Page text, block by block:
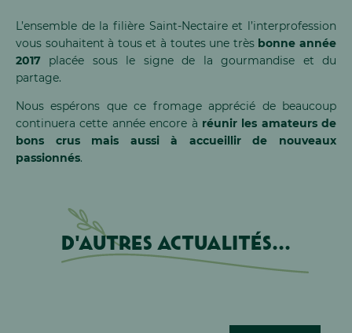
L’ensemble de la filière Saint-Nectaire et l’interprofession
vous souhaitent à tous et à toutes une très bonne année
2017 placée sous le signe de la gourmandise et du
partage.
Nous espérons que ce fromage apprécié de beaucoup
continuera cette année encore à réunir les amateurs de
bons crus mais aussi à accueillir de nouveaux
passionnés.
D'autres actualités...